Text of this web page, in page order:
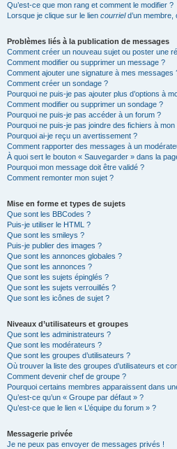
Qu’est-ce que mon rang et comment le modifier ?
Lorsque je clique sur le lien courrield’un membre,
Problèmes liés à la publication de messages
Comment créer un nouveau sujet ou poster une
Comment modifier ou supprimer un message ?
Comment ajouter une signature à mes messages
Comment créer un sondage ?
Pourquoi ne puis-je pas ajouter plus d’options à
Comment modifier ou supprimer un sondage ?
Pourquoi ne puis-je pas accéder à un forum ?
Pourquoi ne puis-je pas joindre des fichiers à
Pourquoi ai-je reçu un avertissement ?
Comment rapporter des messages à un
À quoi sert le bouton « Sauvegarder » dans la
Pourquoi mon message doit être validé ?
Comment remonter mon sujet ?
Mise en forme et types de sujets
Que sont les BBCodes ?
Puis-je utiliser le HTML ?
Que sont les smileys ?
Puis-je publier des images ?
Que sont les annonces globales ?
Que sont les annonces ?
Que sont les sujets épinglés ?
Que sont les sujets verrouillés ?
Que sont les icônes de sujet ?
Niveaux d’utilisateurs et groupes
Que sont les administrateurs ?
Que sont les modérateurs ?
Que sont les groupes d’utilisateurs ?
Où trouver la liste des groupes d’utilisateurs et
Comment devenir chef de groupe ?
Pourquoi certains membres apparaissent dans
Qu’est-ce qu’un « Groupe par défaut » ?
Qu’est-ce que le lien « L’équipe du forum » ?
Messagerie privée
Je ne peux pas envoyer de messages privés !